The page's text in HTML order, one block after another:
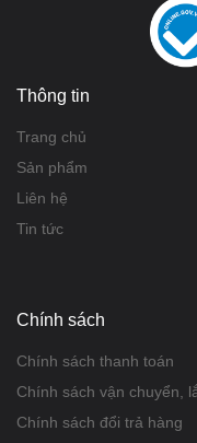
Thông tin
Trang chủ
Sản phẩm
Liên hệ
Tin tức
Chính sách
Chính sách thanh toán
Chính sách vận chuyển,
Chính sách đổi trả hàng